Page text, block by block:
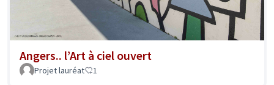
Angers.. l’Art à ciel ouvert
Projet lauréat 1